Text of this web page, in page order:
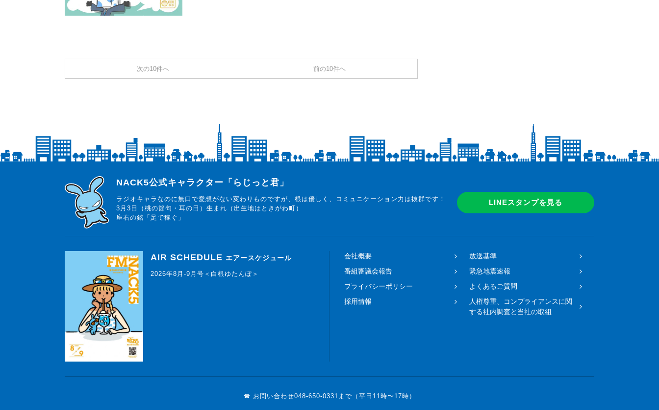
次の10件へ 前の10件へ
らじっと君
NACK5公式キャラクター「らじっと君」
ラジオキャラなのに無口で愛想がない変わりものですが、根は優しく、コミュニケーション力は抜群です！
3月3日（桃の節句・耳の日）生まれ（出生地はときがわ町）
座右の銘「足で稼ぐ」
LINEスタンプを見る
AIR SCHEDULE エアースケジュール
2026年8月-9月号＜白根ゆたんぽ＞
会社概要
放送基準
番組審議会報告
緊急地震速報
プライバシーポリシー
よくあるご質問
採用情報
人権尊重、コンプライアンスに関
する社内調査と当社の取組
☎ お問い合わせ048-650-0331まで（平日11時〜17時）